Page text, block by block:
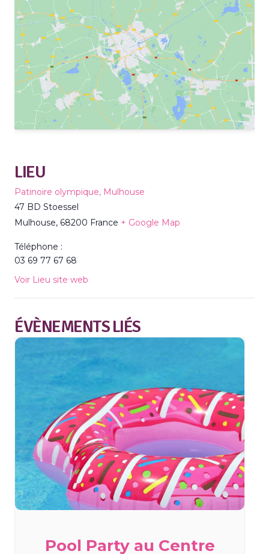
LIEU
Patinoire olympique, Mulhouse
47 BD Stoessel
Mulhouse, 68200 France + Google Map
Téléphone :
03 69 77 67 68
Voir Lieu site web
ÉVÈNEMENTS LIÉS
Pool Party au Centre